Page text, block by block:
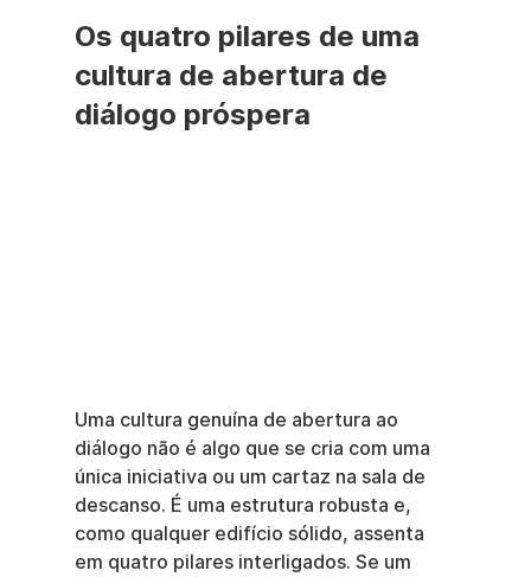
Os quatro pilares de uma
cultura de abertura de
diálogo próspera
Uma cultura genuína de abertura ao
diálogo não é algo que se cria com uma
única iniciativa ou um cartaz na sala de
descanso. É uma estrutura robusta e,
como qualquer edifício sólido, assenta
em quatro pilares interligados. Se um